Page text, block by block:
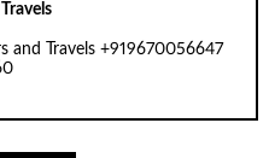
and Travels +919670056647